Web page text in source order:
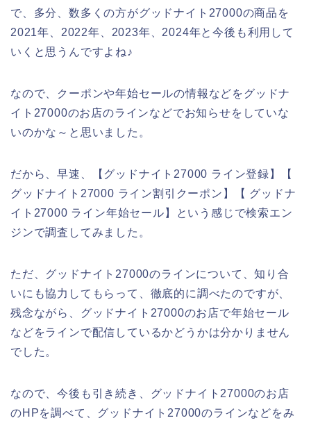
で、多分、数多くの方がグッドナイト27000の商品を
2021年、2022年、2023年、2024年と今後も利用して
いくと思うんですよね♪
なので、クーポンや年始セールの情報などをグッドナ
イト27000のお店のラインなどでお知らせをしていな
いのかな～と思いました。
だから、早速、【グッドナイト27000 ライン登録】【
グッドナイト27000 ライン割引クーポン】【 グッドナ
イト27000 ライン年始セール】という感じで検索エン
ジンで調査してみました。
ただ、グッドナイト27000のラインについて、知り合
いにも協力してもらって、徹底的に調べたのですが、
残念ながら、グッドナイト27000のお店で年始セール
などをラインで配信しているかどうかは分かりません
でした。
なので、今後も引き続き、グッドナイト27000のお店
のHPを調べて、グッドナイト27000のラインなどをみ